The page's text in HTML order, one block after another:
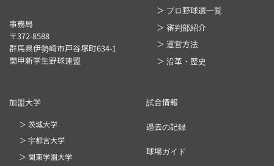
事務局
〒372-8588
群馬県伊勢崎市戸谷塚町634-1
関甲新学生野球連盟
＞ プロ野球選一覧
＞ 審判部紹介
＞ 運営方法
＞ 沿革・歴史
加盟大学
＞ 茨城大学
＞ 宇都宮大学
＞ 関東学園大学
試合情報
過去の記録
球場ガイド